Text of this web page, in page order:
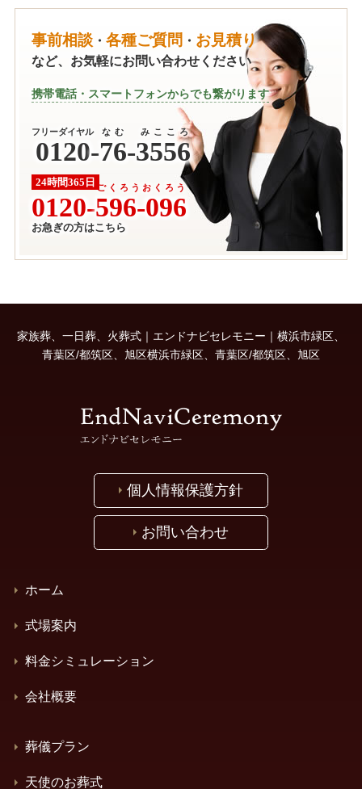
事前相談 ・ 各種ご質問 ・ お見積り
など、お気軽にお問い合わせください
携帯電話・スマートフォンからでも繋がります
0120
フリーダイヤル
-76-3556
なむ みこころ
24時間365日
0120-596-096
ごくろうおくろう
お急ぎの方はこちら
家族葬、一日葬、火葬式｜エンドナビセレモニー｜横浜市緑区、
青葉区/都筑区、旭区横浜市緑区、青葉区/都筑区、旭区
個人情報保護方針
お問い合わせ
ホーム
式場案内
料金シミュレーション
会社概要
葬儀プラン
天使のお葬式